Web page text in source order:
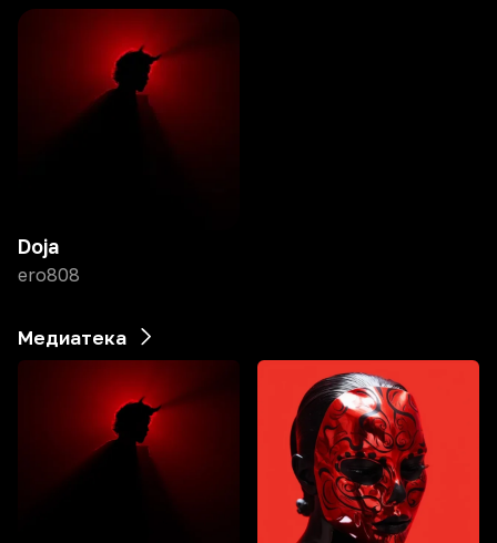
Doja
ero808
Медиатека